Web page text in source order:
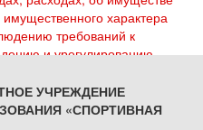
имущественного характера
требований к
и урегулированию
сообщений о фактах
УЧРЕЖДЕНИЕ
«СПОРТИВНАЯ